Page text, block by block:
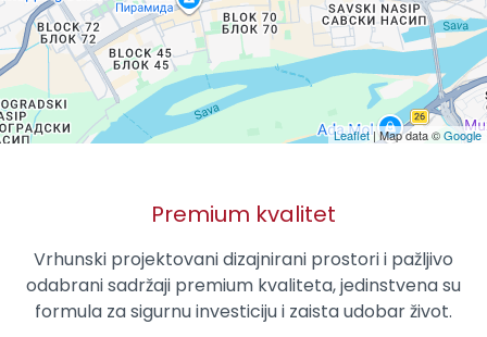
Leaflet| Map data ©Google
Premium kvalitet
Vrhunski projektovani dizajnirani prostori i pažljivo
odabrani sadržaji premium kvaliteta, jedinstvena su
formula za sigurnu investiciju i zaista udobar život.